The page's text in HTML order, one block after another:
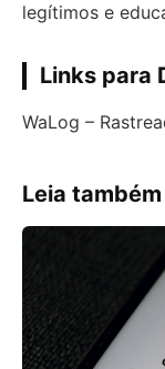
legítimos e
Links para
WaLog –
Leia também